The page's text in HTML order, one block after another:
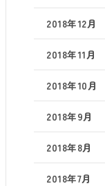
2018年12月
2018年11月
2018年10月
2018年9月
2018年8月
2018年7月